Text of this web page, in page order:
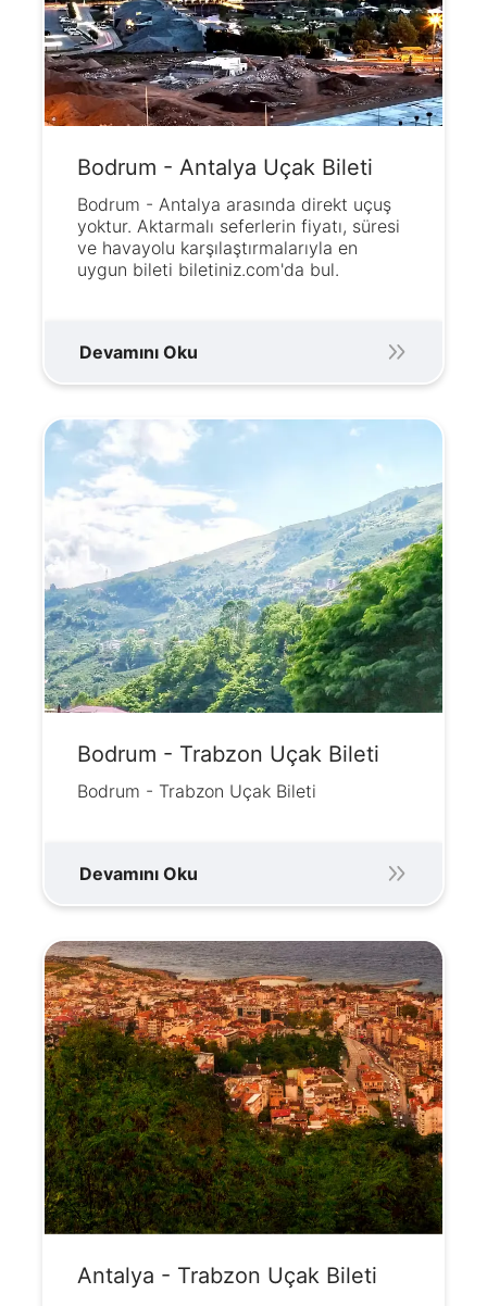
Bodrum - Antalya Uçak Bileti
Bodrum - Antalya arasında direkt uçuş
yoktur. Aktarmalı seferlerin fiyatı, süresi
ve havayolu karşılaştırmalarıyla en
uygun bileti biletiniz.com'da bul.
Devamını Oku
Bodrum - Trabzon Uçak Bileti
Bodrum - Trabzon Uçak Bileti
Devamını Oku
Antalya - Trabzon Uçak Bileti